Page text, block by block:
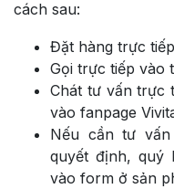
cách sau:
Đặt hàng trực
Gọi trực tiếp vào
Chát tư vấn trực
vào fanpage
Nếu cần tư
quyết định, quý
vào form ở sản